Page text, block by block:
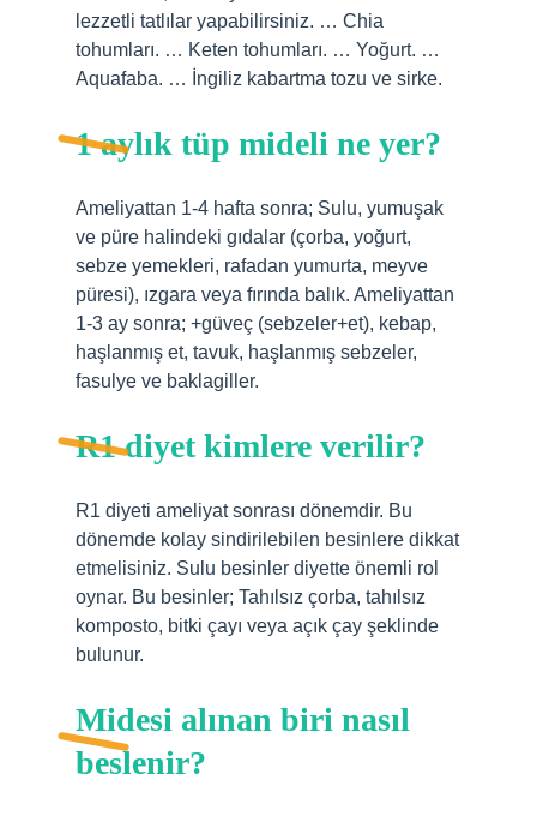
lezzetli tatlılar yapabilirsiniz. … Chia
tohumları. … Keten tohumları. … Yoğurt. …
Aquafaba. … İngiliz kabartma tozu ve sirke.
1 aylık tüp mideli ne yer?
Ameliyattan 1-4 hafta sonra; Sulu, yumuşak
ve püre halindeki gıdalar (çorba, yoğurt,
sebze yemekleri, rafadan yumurta, meyve
püresi), ızgara veya fırında balık. Ameliyattan
1-3 ay sonra; +güveç (sebzeler+et), kebap,
haşlanmış et, tavuk, haşlanmış sebzeler,
fasulye ve baklagiller.
R1 diyet kimlere verilir?
R1 diyeti ameliyat sonrası dönemdir. Bu
dönemde kolay sindirilebilen besinlere dikkat
etmelisiniz. Sulu besinler diyette önemli rol
oynar. Bu besinler; Tahılsız çorba, tahılsız
komposto, bitki çayı veya açık çay şeklinde
bulunur.
Midesi alınan biri nasıl
beslenir?